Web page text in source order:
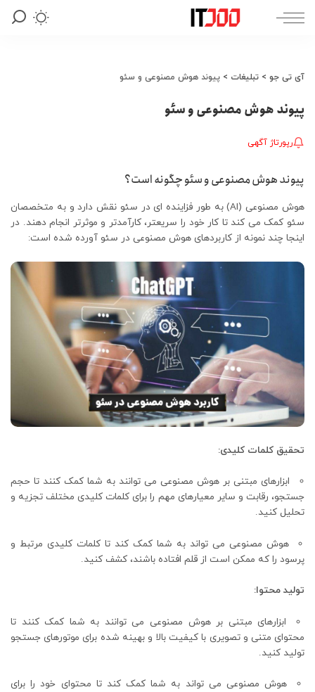
آی تی جو > تبلیغات > پیوند هوش مصنوعی و سئو
پیوند هوش مصنوعی و سئو
رپورتاژ آگهی
پیوند هوش مصنوعی و سئو چگونه است؟
هوش مصنوعی (AI) به طور فزاینده ای در سئو نقش دارد و به متخصصان
سئو کمک می کند تا کار خود را سریعتر، کارآمدتر و موثرتر انجام دهند. در
اینجا چند نمونه از کاربردهای هوش مصنوعی در سئو آورده شده است:
تحقیق کلمات کلیدی:
ابزارهای مبتنی بر هوش مصنوعی می توانند به شما کمک کنند تا حجم
جستجو، رقابت و سایر معیارهای مهم را برای کلمات کلیدی مختلف تجزیه و
تحلیل کنید.
هوش مصنوعی می تواند به شما کمک کند تا کلمات کلیدی مرتبط و
پرسود را که ممکن است از قلم افتاده باشند، کشف کنید.
تولید محتوا:
ابزارهای مبتنی بر هوش مصنوعی می توانند به شما کمک کنند تا
محتوای متنی و تصویری با کیفیت بالا و بهینه شده برای موتورهای جستجو
تولید کنید.
هوش مصنوعی می تواند به شما کمک کند تا محتوای خود را برای